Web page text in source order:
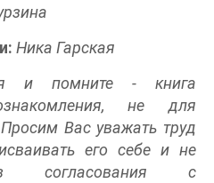
Ника Гарская
и помните - книга
не для
Вас уважать труд
его себе и не
согласования с